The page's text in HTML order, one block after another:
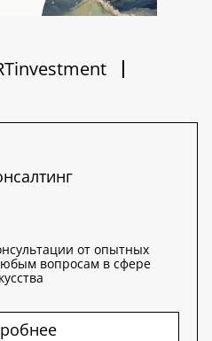
от опытных
вопросам в сфере